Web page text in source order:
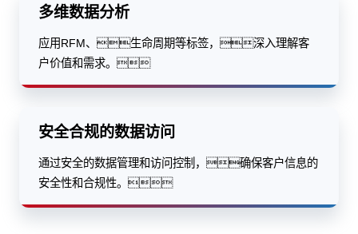
多维数据分析
应用RFM、生命周期等标签，深入理解客
户价值和需求。
安全合规的数据访问
通过安全的数据管理和访问控制，确保客户信息的
安全性和合规性。